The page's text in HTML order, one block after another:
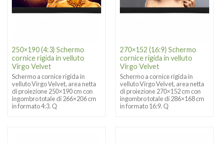
250×190 (4:3) Schermo
cornice rigida in velluto
Virgo Velvet
Schermo a cornice rigida in
velluto Virgo Velvet, area netta
di proiezione 250×190 cm con
ingombro totale di 266×206 cm
in formato 4:3. Q
270×152 (16:9) Schermo
cornice rigida in velluto
Virgo Velvet
Schermo a cornice rigida in
velluto Virgo Velvet, area netta
di proiezione 270×152 cm con
ingombro totale di 286×168 cm
in formato 16:9. Q